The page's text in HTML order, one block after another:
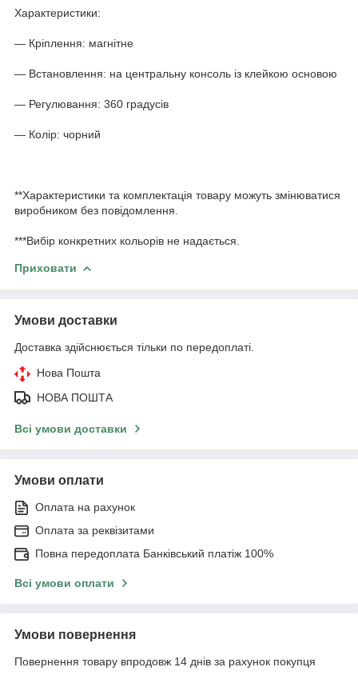
Характеристики:
— Кріплення: магнітне
— Встановлення: на центральну консоль із клейкою основою
— Регулювання: 360 градусів
— Колір: чорний
**Характеристики та комплектація товару можуть змінюватися
виробником без повідомлення.
***Вибір конкретних кольорів не надається.
Приховати
Умови доставки
Доставка здійснюється тільки по передоплаті.
Нова Пошта
НОВА ПОШТА
Всі умови доставки
Умови оплати
Оплата на рахунок
Оплата за реквізитами
Повна передоплата Банківський платіж 100%
Всі умови оплати
Умови повернення
Повернення товару впродовж 14 днів за рахунок покупця